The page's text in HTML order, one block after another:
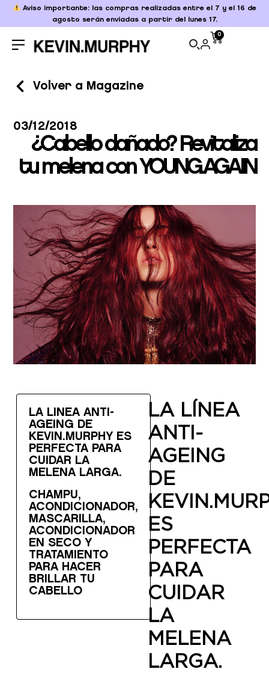
Aviso importante: las compras realizadas entre el 7 y el 16 de
agosto serán enviadas a partir del lunes 17.
0
Volver a Magazine
03/12/2018
¿Cabello dañado? Revitaliza
tu melena con YOUNG.AGAIN
LA LÍNEA ANTI-
AGEING DE
KEVIN.MURPHY ES
PERFECTA PARA
CUIDAR LA
MELENA LARGA.
CHAMPÚ,
ACONDICIONADOR,
MASCARILLA,
ACONDICIONADOR
EN SECO Y
TRATAMIENTO
PARA HACER
BRILLAR TU
CABELLO
LA LÍNEA
ANTI-
AGEING
DE
ES
PERFECTA
PARA
CUIDAR
LA
MELENA
LARGA.